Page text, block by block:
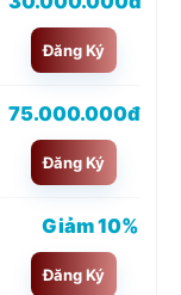
Đăng Ký
75.000.000đ
Đăng Ký
Giảm 10%
Đăng Ký